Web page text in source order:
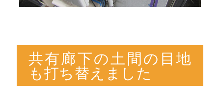
共有廊下の土間の目地
も打ち替えました